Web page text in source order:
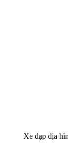
Xe đạp địa